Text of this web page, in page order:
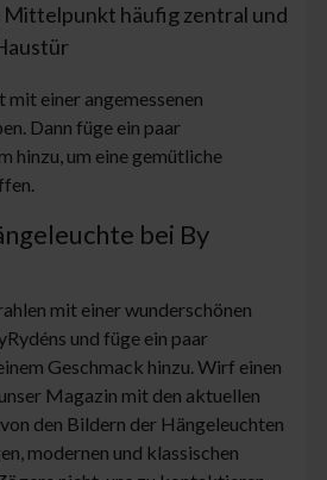
Mittelpunkt häufig zentral und
einer angemessenen
Dann füge ein paar
hinzu, um eine gemütliche
bei By
mit einer wunderschönen
und füge ein paar
Geschmack hinzu. Wirf einen
Magazin mit den aktuellen
den Bildern der Hängeleuchten
modernen und klassischen